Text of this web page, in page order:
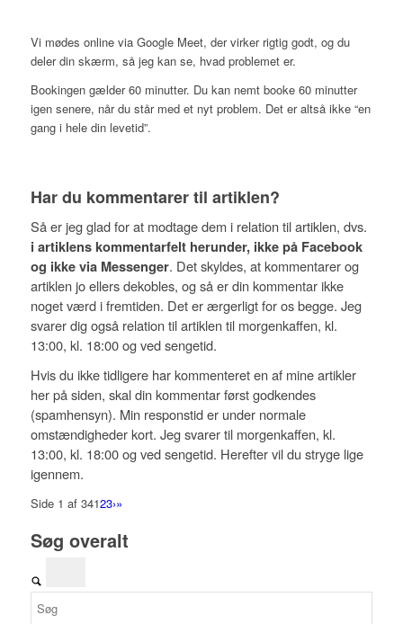
Vi mødes online via Google Meet, der virker rigtig godt, og du
deler din skærm, så jeg kan se, hvad problemet er.
Bookingen gælder 60 minutter. Du kan nemt booke 60 minutter
igen senere, når du står med et nyt problem. Det er altså ikke “en
gang i hele din levetid”.
Har du kommentarer til artiklen?
Så er jeg glad for at modtage dem i relation til artiklen, dvs.
i artiklens kommentarfelt herunder, ikke på Facebook
og ikke via Messenger. Det skyldes, at kommentarer og
artiklen jo ellers dekobles, og så er din kommentar ikke
noget værd i fremtiden. Det er ærgerligt for os begge. Jeg
svarer dig også relation til artiklen til morgenkaffen, kl.
13:00, kl. 18:00 og ved sengetid.
Hvis du ikke tidligere har kommenteret en af mine artikler
her på siden, skal din kommentar først godkendes
(spamhensyn). Min responstid er under normale
omstændigheder kort. Jeg svarer til morgenkaffen, kl.
13:00, kl. 18:00 og ved sengetid. Herefter vil du stryge lige
igennem.
Side 1 af 34123›»
Søg overalt